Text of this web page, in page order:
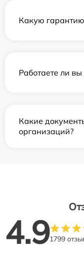
Какую
Работаете ли
Какие
организаций?
4.91799